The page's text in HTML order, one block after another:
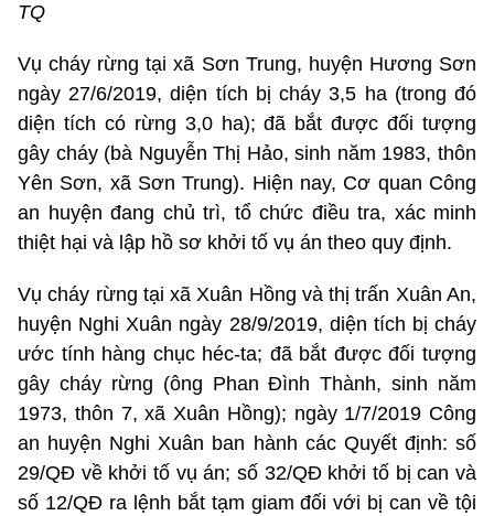
TQ
Vụ cháy rừng tại xã Sơn Trung, huyện Hương Sơn
ngày 27/6/2019, diện tích bị cháy 3,5 ha (trong đó
diện tích có rừng 3,0 ha); đã bắt được đối tượng
gây cháy (bà Nguyễn Thị Hảo, sinh năm 1983, thôn
Yên Sơn, xã Sơn Trung). Hiện nay, Cơ quan Công
an huyện đang chủ trì, tổ chức điều tra, xác minh
thiệt hại và lập hồ sơ khởi tố vụ án theo quy định.
Vụ cháy rừng tại xã Xuân Hồng và thị trấn Xuân An,
huyện Nghi Xuân ngày 28/9/2019, diện tích bị cháy
ước tính hàng chục héc-ta; đã bắt được đối tượng
gây cháy rừng (ông Phan Đình Thành, sinh năm
1973, thôn 7, xã Xuân Hồng); ngày 1/7/2019 Công
an huyện Nghi Xuân ban hành các Quyết định: số
29/QĐ về khởi tố vụ án; số 32/QĐ khởi tố bị can và
số 12/QĐ ra lệnh bắt tạm giam đối với bị can về tội